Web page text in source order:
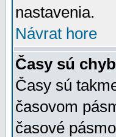
nastavenia.
Návrat hore
Časy sú
Časy sú
časovom
časové